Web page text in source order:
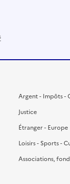
Argent - Impôts -
Justice
Étranger - Europe
Loisirs - Sports -
Associations,